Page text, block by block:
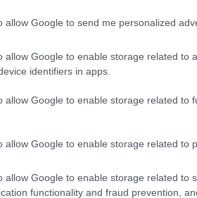
allow Google to send me personalized
allow Google to enable storage related to
identifiers in apps.
allow Google to enable storage related to
allow Google to enable storage related to
allow Google to enable storage related to
functionality and fraud prevention,
ritiene un’offesa alla sua
gli avvenimenti successivi
rovinato, sull’orlo della
e torna dalla madre; gli amici
unacondizione di reietto .
Baussetti, che gli
a posto: la moglie ritorna;